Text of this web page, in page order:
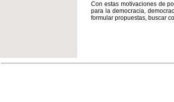
Con estas motivaciones de
para la democracia,
formular propuestas, buscar